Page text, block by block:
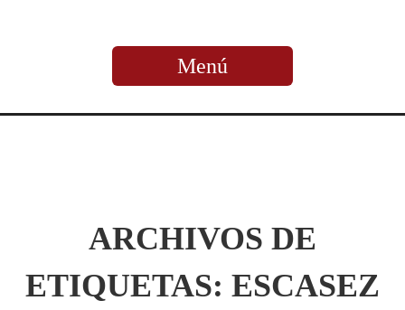
Menú
ARCHIVOS DE
ETIQUETAS: ESCASEZ